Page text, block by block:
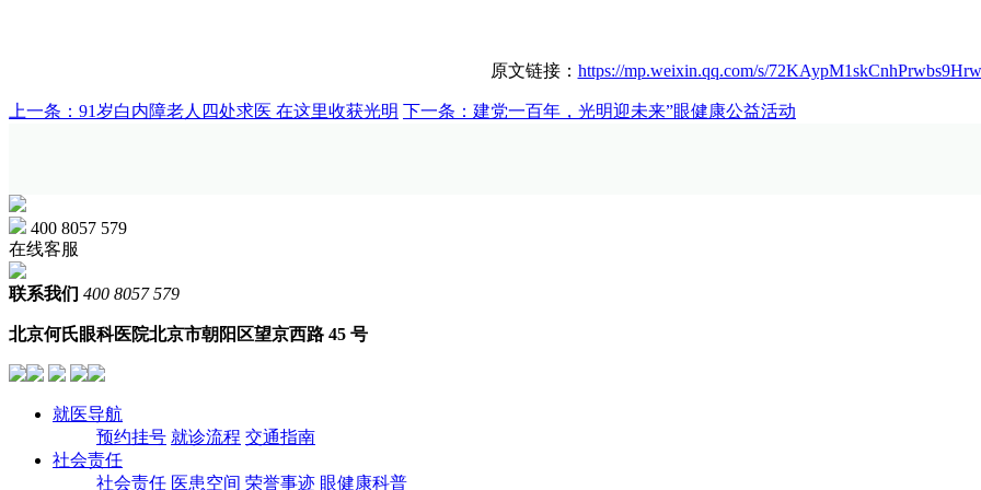
原文链接： https://mp.weixin.qq.com/s/72KAypM1skCnhPrwbs9Hrw
上一条：91岁白内障老人四处求医 在这里收获光明 下一条：建党一百年，光明迎未来”眼健康公益活动
400 8057 579
在线客服
联系我们 400 8057 579
北京何氏眼科医院北京市朝阳区望京西路 45 号
就医导航
预约挂号 就诊流程 交通指南
社会责任
社会责任 医患空间 荣誉事迹 眼健康科普